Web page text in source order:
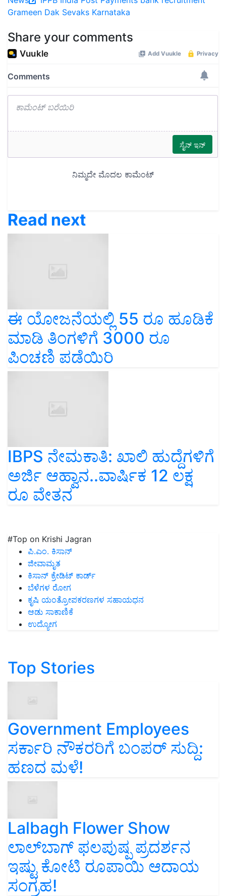
Grameen Dak Sevaks Karnataka
Share your comments
Read next
ಈ ಯೋಜನೆಯಲ್ಲಿ 55 ರೂ ಹೂಡಿಕೆ
ಮಾಡಿ ತಿಂಗಳಿಗೆ 3000 ರೂ
ಪಿಂಚಣಿ ಪಡೆಯಿರಿ
IBPS ನೇಮಕಾತಿ: ಖಾಲಿ ಹುದ್ದೆಗಳಿಗೆ
ಅರ್ಜಿ ಆಹ್ವಾನ..ವಾರ್ಷಿಕ 12 ಲಕ್ಷ
ರೂ ವೇತನ
#Top on Krishi Jagran
ಪಿ.ಎಂ. ಕಿಸಾನ್
ಜೀವಾಮೃತ
ಕಿಸಾನ್ ಕ್ರೇಡಿಟ್ ಕಾರ್ಡ್
ಬೆಳೆಗಳ ರೋಗ
ಕೃಷಿ ಯಂತ್ರೋಪಕರಣಗಳ ಸಹಾಯಧನ
ಆಡು ಸಾಕಾಣಿಕೆ
ಉದ್ಯೋಗ
Top Stories
Government Employees
ಸರ್ಕಾರಿ ನೌಕರರಿಗೆ ಬಂಪರ್‌ ಸುದ್ದಿ:
ಹಣದ ಮಳೆ!
Lalbagh Flower Show
ಲಾಲ್‌ಬಾಗ್ ಫಲಪುಷ್ಪ ಪ್ರದರ್ಶನ
ಇಷ್ಟು ಕೋಟಿ ರೂಪಾಯಿ ಆದಾಯ
ಸಂಗ್ರಹ!